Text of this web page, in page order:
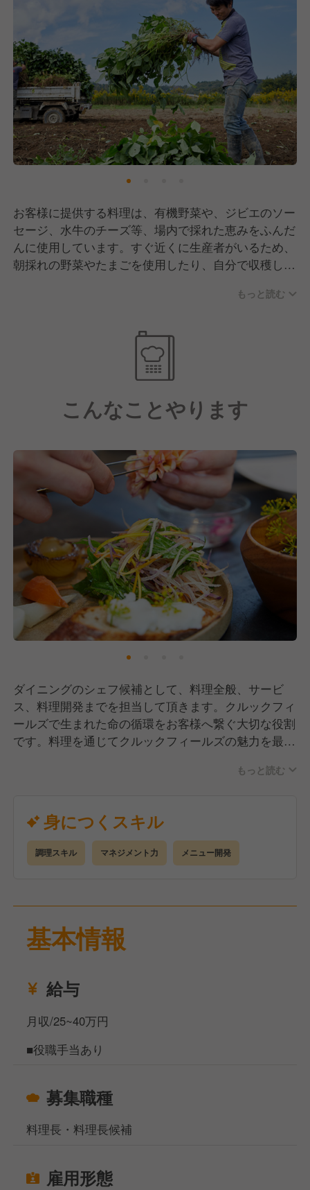
お客様に提供する料理は、有機野菜や、ジビエのソー
セージ、水牛のチーズ等、場内で採れた恵みをふんだ
んに使用しています。すぐ近くに生産者がいるため、
朝採れの野菜やたまごを使用したり、自分で収穫しに
もっと読む
こんなことやります
ダイニングのシェフ候補として、料理全般、サービ
ス、料理開発までを担当して頂きます。クルックフィ
ールズで生まれた命の循環をお客様へ繋ぐ大切な役割
です。料理を通じてクルックフィールズの魅力を最大
もっと読む
身につくスキル
調理スキル マネジメント力 メニュー開発
基本情報
給与
月収/25~40万円
■役職手当あり
募集職種
料理長・料理長候補
雇用形態